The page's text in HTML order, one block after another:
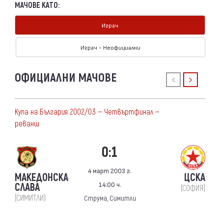
МАЧОВЕ КАТО:
Играч
Играч - Неофициални
ОФИЦИАЛНИ МАЧОВЕ
Купа на България 2002/03 — Четвъртфинал —
реванш
МАКЕДОНСКА
СЛАВА
(СИМИТЛИ)
0:1
4 март 2003 г.
14:00 ч.
Струма, Симитли
ЦСКА
(СОФИЯ)